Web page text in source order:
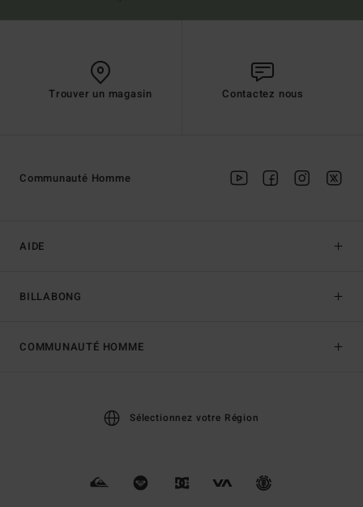
Trouver un magasin Contactez nous
AIDE
BILLABONG
Communauté Homme
COMMUNAUTÉ HOMME
Sélectionnez votre Région